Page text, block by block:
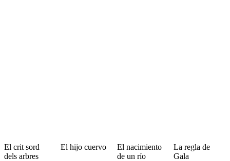
El crit sord
dels arbres
El hijo cuervo
El nacimiento
de un río
La regla de
Gala